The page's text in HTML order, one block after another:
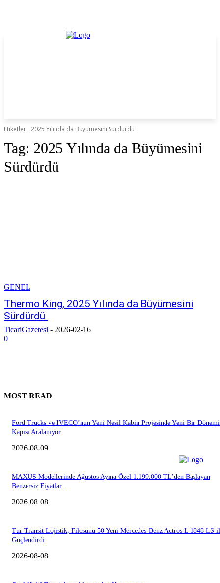
Etiketler 2025 Yılında da Büyümesini Sürdürdü
Tag: 2025 Yılında da Büyümesini
Sürdürdü
GENEL
Thermo King, 2025 Yılında da Büyümesini
Sürdürdü
TicariGazetesi - 2026-02-16
0
MOST READ
Ford Trucks ve IVECO’nun Yeni Nesil Kabin Projesinde Yeni Bir
Kapısı Aralanıyor
2026-08-09
MAXUS Modellerinde Ağustos Ayına Özel 1.199.000 TL’den Başlayan
Benzersiz Fiyatlar
2026-08-08
Tur Transit Lojistik, Filosunu 50 Yeni Mercedes-Benz Actros L 1848 LS
Güçlendirdi
2026-08-08